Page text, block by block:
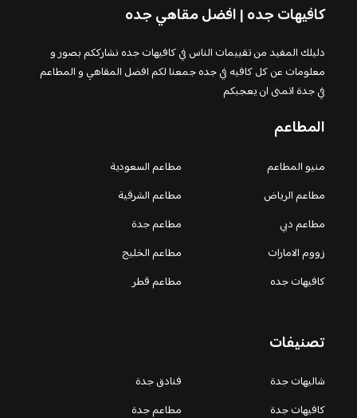
كافيهات جده | افضل مقاهي جده
دليلك المفيد من تقييمات الناس في كافيهات جده نشارككم بصور و
معلومات عن كل كافيه في جده جمعنا لكم افضل المقاهي و المطاعم
في جدة اتمنى ان يعجبكم
المطاعم
منيو المطاعم
مطاعم السعودية
مطاعم الرياض
مطاعم الشرقية
مطاعم دبي
مطاعم جدة
زووم الامارات
مطاعم الخليج
كافيهات جده
مطاعم قطر
تصنيفات
شاليهات جدة
فنادق جدة
كافيهات جدة
مطاعم جدة